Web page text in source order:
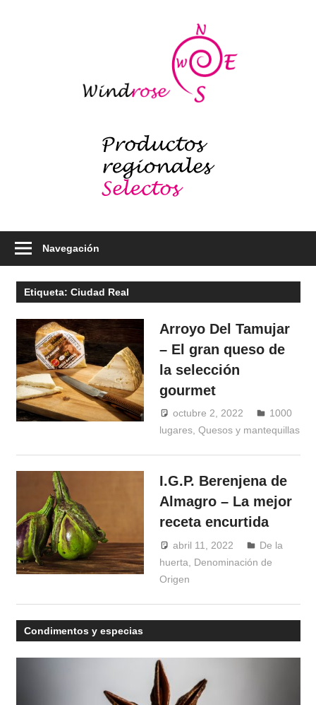
Navegación
Etiqueta: Ciudad Real
Arroyo Del Tamujar
– El gran queso de
la selección
gourmet
octubre 2, 2022
Windrose
1000
lugares,Quesos y mantequillas
I.G.P. Berenjena de
Almagro – La mejor
receta encurtida
abril 11, 2022 Windrose
De la
huerta
Denominación de
Origen
Condimentos y especias